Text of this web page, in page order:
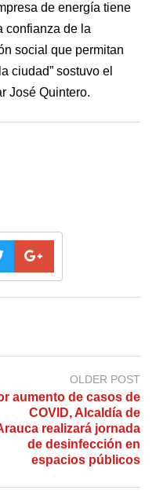
de energía tiene
confianza de la
social que permitan
ciudad” sostuvo el
José Quintero.
OLDER POST
aumento de casos de
COVID, Alcaldía de
realizará jornada
de desinfección en
espacios públicos